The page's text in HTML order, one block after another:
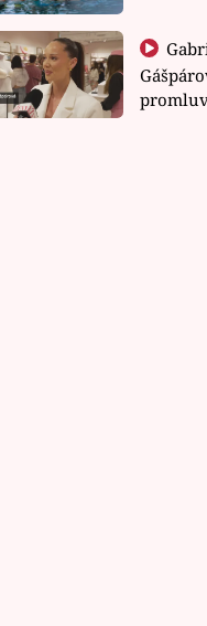
Gabriela